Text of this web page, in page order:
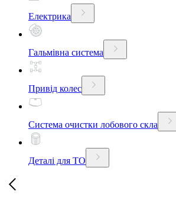
Електрика
Гальмівна система
Привід колес
Система очистки лобового скла
Деталі для ТО